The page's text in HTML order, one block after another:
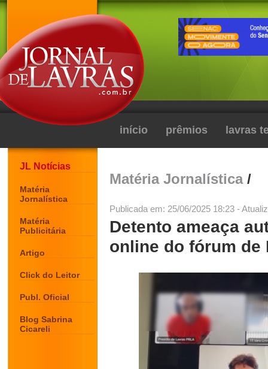
início prêmios lavras
JL Notícias
Matéria
Jornalística
Matéria
Publicitária
Artigo
Click do Leitor
Publ. Oficial
Blog Sabrina
Cicareli
Matéria Jornalística/
Publicada em: 25/06/2025 18:23 -
Detento ameaça
online do fórum de